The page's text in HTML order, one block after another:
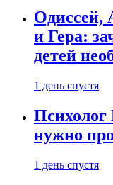
Одиссей,
и Гера:
детей
1 день спустя
Психолог
нужно
1 день спустя